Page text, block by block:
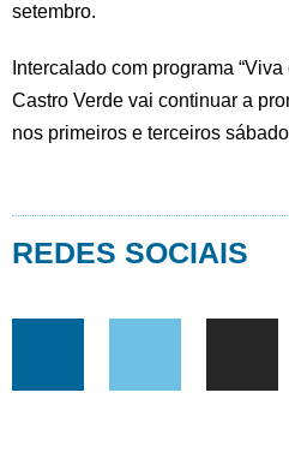
setembro.
Intercalado com programa
Castro Verde vai continuar a
nos primeiros e terceiros
REDES SOCIAIS